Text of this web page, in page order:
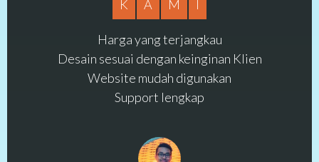
K
A M I
Harga yang terjangkau
Desain sesuai dengan keinginan Klien
Website mudah digunakan
Support lengkap